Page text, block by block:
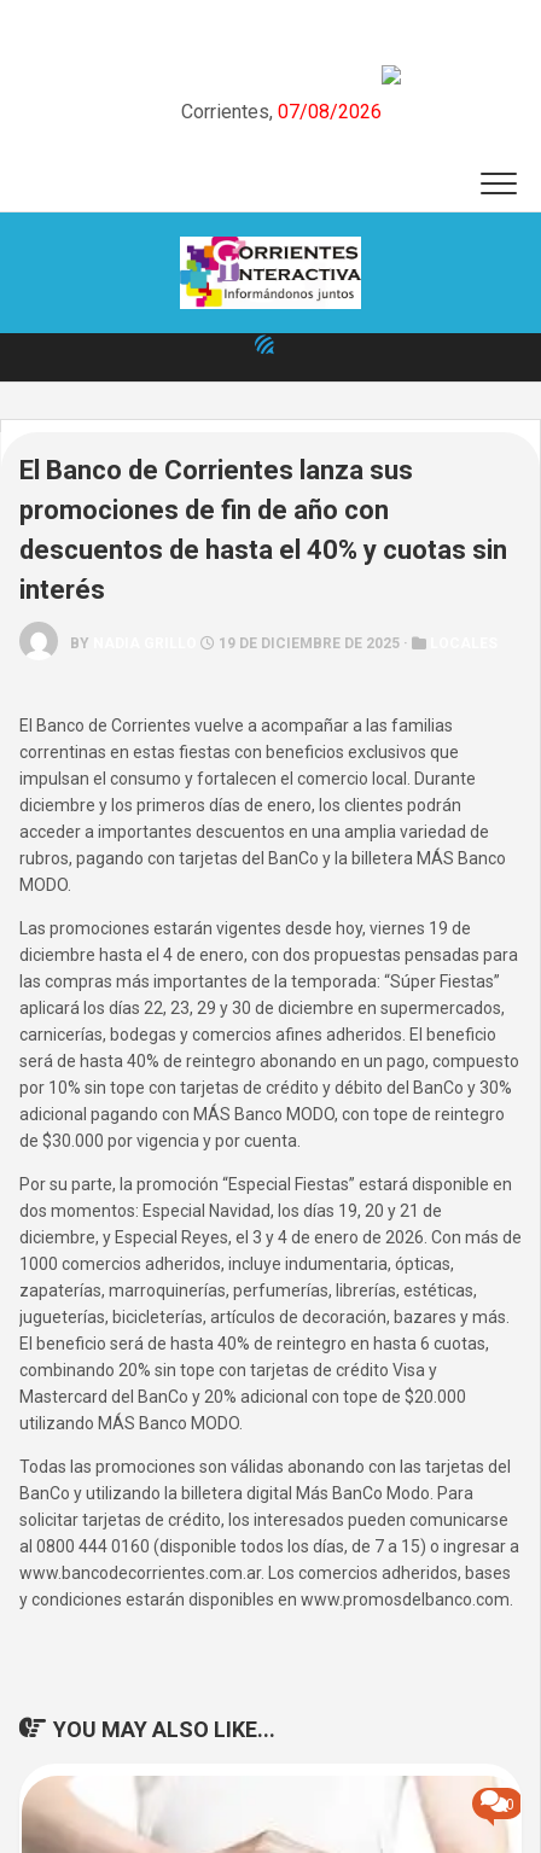
Corrientes, 07/08/2026
El Banco de Corrientes lanza sus
promociones de fin de año con
descuentos de hasta el 40% y cuotas sin
interés
BY 19 DE DICIEMBRE DE 2025 ·
El Banco de Corrientes vuelve a acompañar a las familias
correntinas en estas fiestas con beneficios exclusivos que
impulsan el consumo y fortalecen el comercio local. Durante
diciembre y los primeros días de enero, los clientes podrán
acceder a importantes descuentos en una amplia variedad de
rubros, pagando con tarjetas del BanCo y la billetera MÁS Banco
MODO.
Las promociones estarán vigentes desde hoy, viernes 19 de
diciembre hasta el 4 de enero, con dos propuestas pensadas para
las compras más importantes de la temporada: “Súper Fiestas”
aplicará los días 22, 23, 29 y 30 de diciembre en supermercados,
carnicerías, bodegas y comercios afines adheridos. El beneficio
será de hasta 40% de reintegro abonando en un pago, compuesto
por 10% sin tope con tarjetas de crédito y débito del BanCo y 30%
adicional pagando con MÁS Banco MODO, con tope de reintegro
de $30.000 por vigencia y por cuenta.
Por su parte, la promoción “Especial Fiestas” estará disponible en
dos momentos: Especial Navidad, los días 19, 20 y 21 de
diciembre, y Especial Reyes, el 3 y 4 de enero de 2026. Con más de
1000 comercios adheridos, incluye indumentaria, ópticas,
zapaterías, marroquinerías, perfumerías, librerías, estéticas,
jugueterías, bicicleterías, artículos de decoración, bazares y más.
El beneficio será de hasta 40% de reintegro en hasta 6 cuotas,
combinando 20% sin tope con tarjetas de crédito Visa y
Mastercard del BanCo y 20% adicional con tope de $20.000
utilizando MÁS Banco MODO.
Todas las promociones son válidas abonando con las tarjetas del
BanCo y utilizando la billetera digital Más BanCo Modo. Para
solicitar tarjetas de crédito, los interesados pueden comunicarse
al 0800 444 0160 (disponible todos los días, de 7 a 15) o ingresar a
www.bancodecorrientes.com.ar. Los comercios adheridos, bases
y condiciones estarán disponibles en www.promosdelbanco.com.
YOU MAY ALSO LIKE...
0